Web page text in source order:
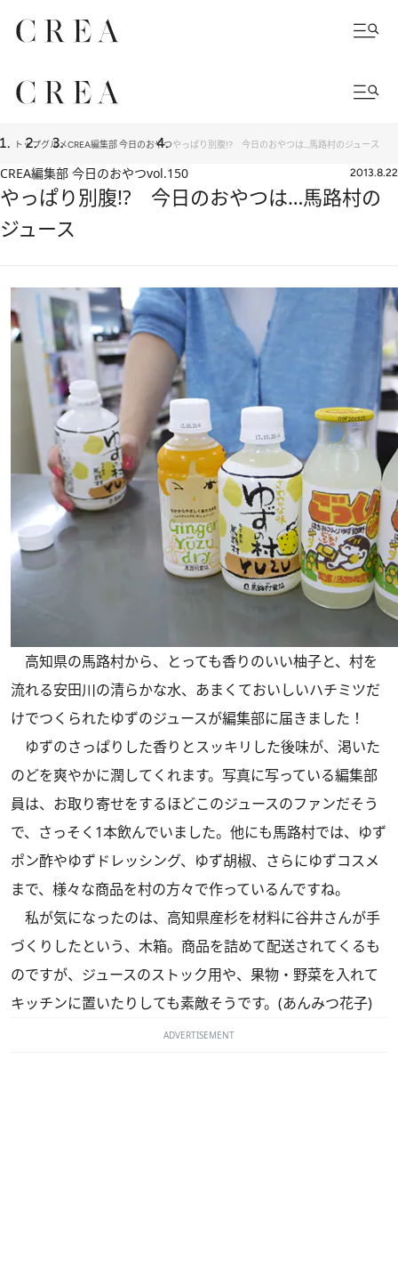
トップグルメCREA編集部 今日のおやつやっぱり別腹!? 今日のおやつは…馬路村のジュース
CREA編集部 今日のおやつvol.150 2013.8.22
やっぱり別腹!? 今日のおやつは…馬路村の
ジュース
高知県の馬路村から、とっても香りのいい柚子と、村を
流れる安田川の清らかな水、あまくておいしいハチミツだ
けでつくられたゆずのジュースが編集部に届きました！
ゆずのさっぱりした香りとスッキリした後味が、渇いた
のどを爽やかに潤してくれます。写真に写っている編集部
員は、お取り寄せをするほどこのジュースのファンだそう
で、さっそく1本飲んでいました。他にも馬路村では、ゆず
ポン酢やゆずドレッシング、ゆず胡椒、さらにゆずコスメ
まで、様々な商品を村の方々で作っているんですね。
私が気になったのは、高知県産杉を材料に谷井さんが手
づくりしたという、木箱。商品を詰めて配送されてくるも
のですが、ジュースのストック用や、果物・野菜を入れて
キッチンに置いたりしても素敵そうです。(あんみつ花子)
ADVERTISEMENT